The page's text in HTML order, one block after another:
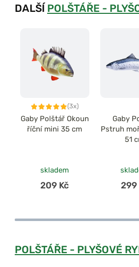
DALŠÍ POLŠTÁŘE -
(3x)
Gaby Polštář Okoun
říční mini 35 cm
skladem
209 Kč
Gaby
Pstruh
51
299
POLŠTÁŘE - PLYŠOVÉ